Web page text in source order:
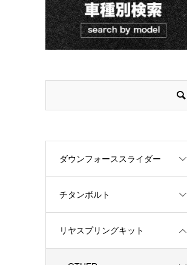
ダウンフォーススライダー
チタンボルト
リヤスプリングキット